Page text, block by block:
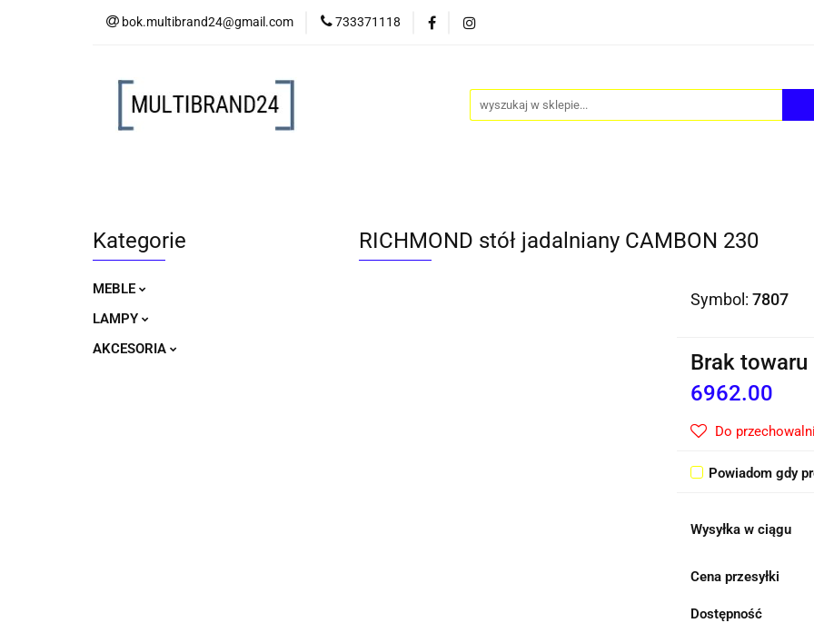
bok.multibrand24@gmail.com 733371118
MEBLE LAMPY AKCESORIA
Kategorie
MEBLE
LAMPY
AKCESORIA
RICHMOND stół jadalniany CAMBON 230
Symbol:7807
Brak towaru
6962.00
Do przechowalni
Powiadom gdy
Wysyłka w ciągu
Cena przesyłki
Dostępność